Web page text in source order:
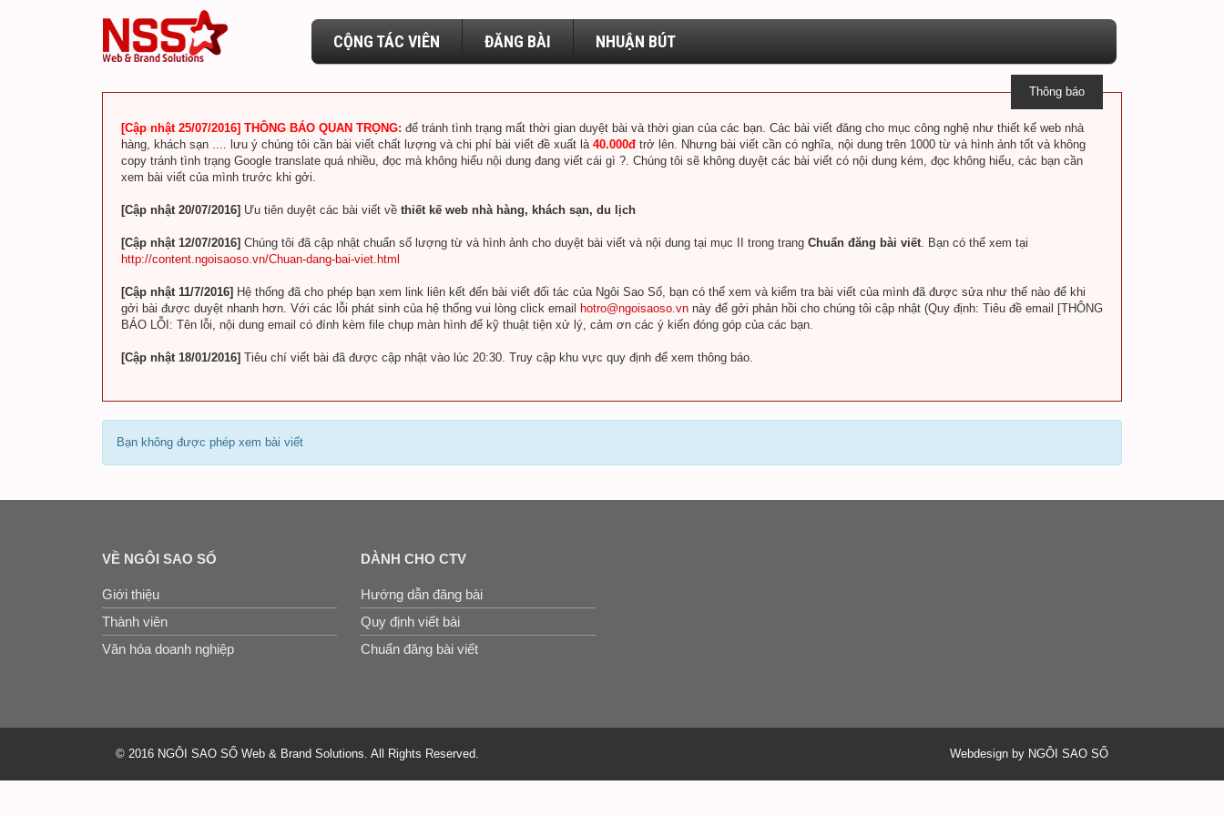
CỘNG TÁC VIÊN ĐĂNG BÀI NHUẬN BÚT
Thông báo
[Cập nhật 25/07/2016] THÔNG BÁO QUAN TRỌNG: để tránh tình trạng mất thời gian duyệt bài và thời gian của các bạn. Các bài viết đăng cho mục công nghệ như thiết kế web nhà
hàng, khách sạn .... lưu ý chúng tôi cần bài viết chất lượng và chi phí bài viết đề xuất là 40.000đ trở lên. Nhưng bài viết cần có nghĩa, nội dung trên 1000 từ và hình ảnh tốt và không
copy tránh tình trạng Google translate quá nhiều, đọc mà không hiểu nội dung đang viết cái gì ?. Chúng tôi sẽ không duyệt các bài viết có nội dung kém, đọc không hiểu, các bạn cần
xem bài viết của mình trước khi gởi.
[Cập nhật 20/07/2016] Ưu tiên duyệt các bài viết về thiết kế web nhà hàng, khách sạn, du lịch
[Cập nhật 12/07/2016] Chúng tôi đã cập nhật chuẩn số lượng từ và hình ảnh cho duyệt bài viết và nội dung tại mục II trong trang Chuẩn đăng bài viết. Bạn có thể xem tại
http://content.ngoisaoso.vn/Chuan-dang-bai-viet.html
[Cập nhật 11/7/2016] Hệ thống đã cho phép bạn xem link liên kết đến bài viết đối tác của Ngôi Sao Số, bạn có thể xem và kiểm tra bài viết của mình đã được sửa như thế nào để khi
gởi bài được duyệt nhanh hơn. Với các lỗi phát sinh của hệ thống vui lòng click email
hotro@ngoisaoso.vn này để gởi phản hồi cho chúng tôi cập nhật (Quy định: Tiêu đề email [THÔNG
BÁO LỖI: Tên lỗi, nội dung email có đính kèm file chụp màn hình để kỹ thuật tiện xử lý, cảm ơn các ý kiến đóng góp của các bạn.
[Cập nhật 18/01/2016] Tiêu chí viết bài đã được cập nhật vào lúc 20:30. Truy cập khu vực quy định để xem thông báo.
Bạn không được phép xem bài viết
VỀ NGÔI SAO SỐ
Giới thiệu
Thành viên
Văn hóa doanh nghiệp
DÀNH CHO CTV
Hướng dẫn đăng bài
Quy định viết bài
Chuẩn đăng bài viết
© 2016 NGÔI SAO SỐ Web & Brand Solutions. All Rights Reserved. Webdesign by NGÔI SAO SỐ